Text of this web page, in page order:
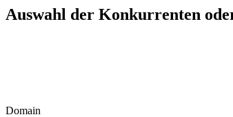
Auswahl der Konkurrenten
Domain